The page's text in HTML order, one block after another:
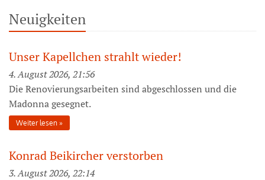
Neuigkeiten
Unser Kapellchen strahlt wieder!
4. August 2026, 21:56
Die Renovierungsarbeiten sind abgeschlossen und die
Madonna gesegnet.
Weiter lesen
Konrad Beikircher verstorben
3. August 2026, 22:14